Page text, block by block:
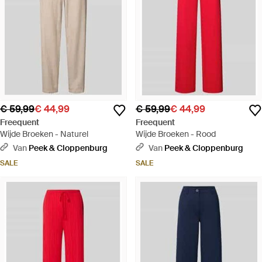
€ 59,99€ 44,99
Freequent
Wijde Broeken - Naturel
Van Peek & Cloppenburg
SALE
€ 59,99€ 44,99
Freequent
Wijde Broeken - Rood
Van Peek & Cloppenburg
SALE